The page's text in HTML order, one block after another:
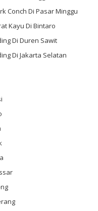
Conch Di Pasar Minggu
Kayu Di Bintaro
Di Duren Sawit
Di Jakarta Selatan